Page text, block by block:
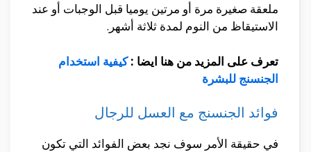
ملعقة صغيرة مرة أو مرتين يوميا قبل الوجبات أو عند
الاستيقاظ من النوم لمدة ثلاثة أشهر.
تعرف على المزيد من هنا ايضا :كيفية استخدام
الجنسنج للبشرة
فوائد الجنسنج مع العسل للرجال
في حقيقة الأمر سوف نجد بعض الفوائد التي تكون